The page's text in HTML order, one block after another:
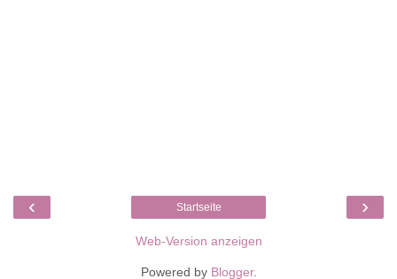
‹ ›
Startseite
Web-Version anzeigen
Powered by Blogger.